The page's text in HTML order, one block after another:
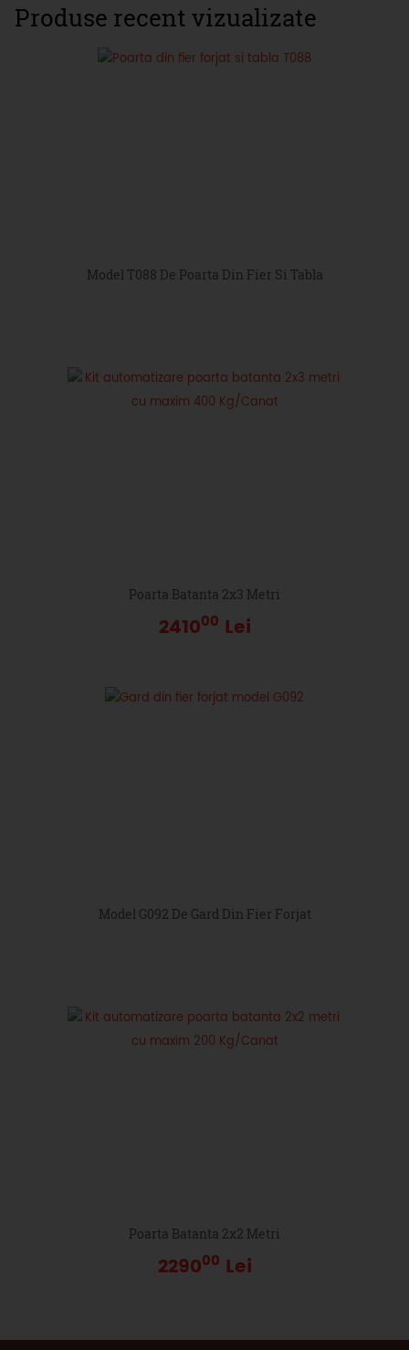
Produse recent vizualizate
Model T088 De Poarta Din Fier Si Tabla
Poarta Batanta 2x3 Metri
241000 Lei
Model G092 De Gard Din Fier Forjat
Poarta Batanta 2x2 Metri
229000 Lei